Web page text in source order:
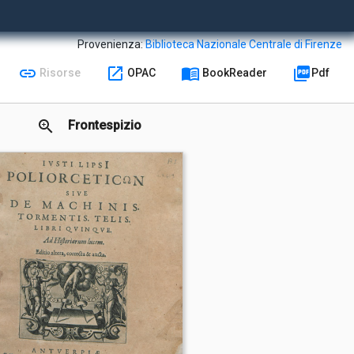
Provenienza:Biblioteca Nazionale Centrale di Firenze
link Risorse open_in_new OPAC menu_book BookReader picture_as_pdf Pdf
zoom_in Frontespizio